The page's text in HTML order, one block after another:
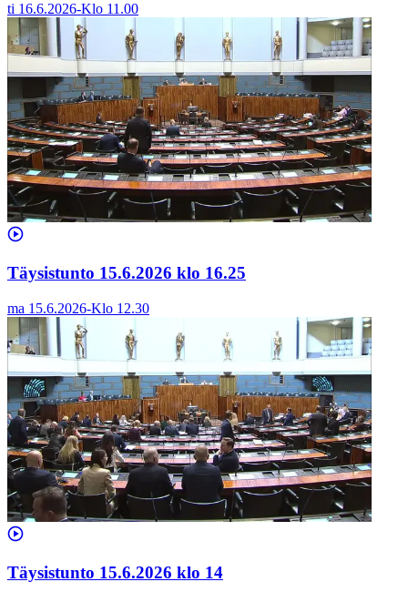
ti 16.6.2026-Klo 11.00
Täysistunto 15.6.2026 klo 16.25
ma 15.6.2026-Klo 12.30
Täysistunto 15.6.2026 klo 14